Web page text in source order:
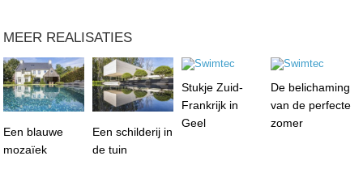
MEER REALISATIES
Een blauwe
mozaïek
Een schilderij in
de tuin
Stukje Zuid-
Frankrijk in
Geel
De belichaming
van de perfecte
zomer